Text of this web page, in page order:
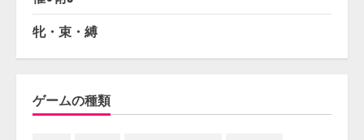
牝・束・縛
ゲームの種類